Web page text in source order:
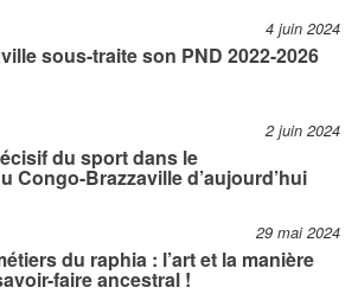
4 juin 2024
sous-traite son PND 2022-2026
2 juin 2024
du sport dans le
Congo-Brazzaville d’aujourd’hui
29 mai 2024
du raphia : l’art et la manière
faire ancestral !